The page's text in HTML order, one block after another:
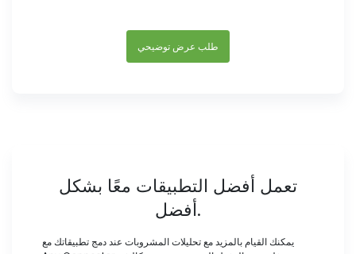
طلب عرض توضيحي
تعمل أفضل التطبيقات معًا بشكل
أفضل.
يمكنك القيام بالمزيد مع تحليلات المشروبات عند دمج تطبيقاتك مع